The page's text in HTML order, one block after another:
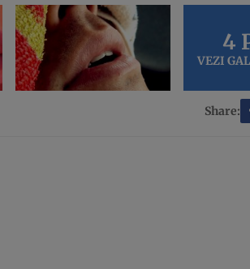
4
VEZI
Share: